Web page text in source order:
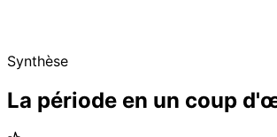
Synthèse
La période en un coup